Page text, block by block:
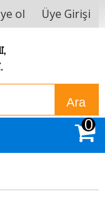
ol Üye Girişi
Ara
0